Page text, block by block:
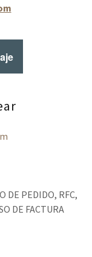
DE PEDIDO, RFC,
DE FACTURA